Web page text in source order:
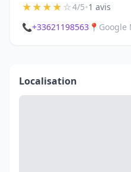
★★★★☆4/5•1 avis
📞+33621198563 📍 Google
Localisation